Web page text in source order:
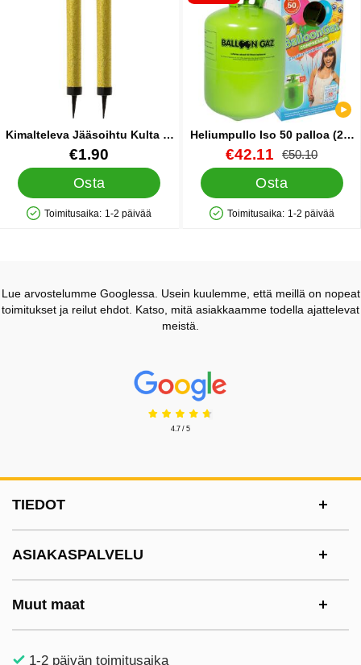
Kimalteleva Jääsoihtu Kulta 2-
pakkaus
Tuote.nro 40135
€1.90
Osta
Saatavuus: Varastossa
Toimitusaika: 1-2 päivää
Heliumpullo Iso 50 palloa (20-
25 cm)
Tuote.nro 13480
uusi hinta
€42.11 vanha hinta
€50.10
Osta
Saatavuus: Varastossa
Toimitusaika: 1-2 päivää
Lue arvostelumme Googlessa. Usein kuulemme, että meillä on nopeat
toimitukset ja reilut ehdot. Katso, mitä asiakkaamme todella ajattelevat
meistä.
Prisjakt Arvostelu: 4.7 Tähdet
4.7 / 5
TIEDOT
ASIAKASPALVELU
Muut maat
1-2 päivän toimitusaika